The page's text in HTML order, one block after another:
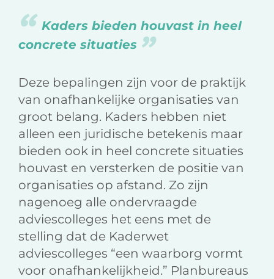
Kaders bieden houvast in heel
concrete situaties
Deze bepalingen zijn voor de praktijk
van onafhankelijke organisaties van
groot belang. Kaders hebben niet
alleen een juridische betekenis maar
bieden ook in heel concrete situaties
houvast en versterken de positie van
organisaties op afstand. Zo zijn
nagenoeg alle ondervraagde
adviescolleges het eens met de
stelling dat de Kaderwet
adviescolleges “een waarborg vormt
voor onafhankelijkheid.” Planbureaus